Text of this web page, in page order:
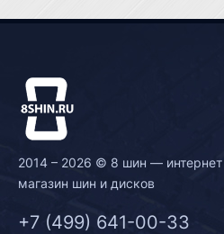
2014 – 2026 © 8 шин — интернет
магазин шин и дисков
+7 (499) 641-00-33